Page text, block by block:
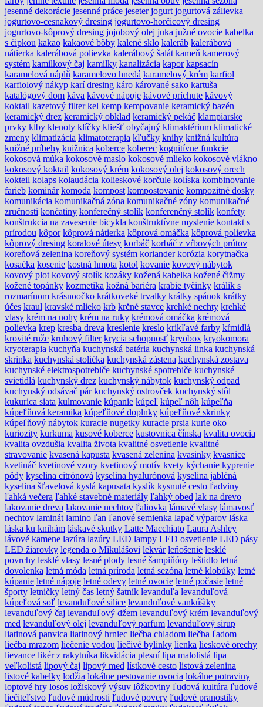
jesenné dekorácie jesenné práce jeseter jogurt jogurtová zálievka
jogurtovo-cesnakový dresing jogurtovo-horčicový dresing
jogurtovo-kôprový dresing jojobový olej juka južné ovocie kabelka
s čipkou kakao kakaové bôby kalené sklo kaleráb kalerábová
nátierka kalerábová polievka kalerábový šalát kameň kamerový
systém kamilkový čaj kamilky kanalizácia kapor kapsacín
karamelová náplň karamelovo hnedá karamelový krém karfiol
karfiolový nákyp karí dresing káro kárované sako kartuša
katalógový dom káva kávové nápoje kávové príchute kávový
koktail kazetový filter kel kemp kempovanie keramický bazén
keramický drez keramický obklad keramický pekáč klampiarske
prvky kĺby klenoty klíčky kliešť obyčajný klimaktérium klimatické
zmeny klimatizácia klimatoterapia kľučky knihy knižná kultúra
knižné príbehy knižnica koberce koberec kognitívne funkcie
kokosová múka kokosové maslo kokosové mlieko kokosové vlákno
kokosový koktail kokosový krém kokosový olej kokosový orech
kokteil kolaps kolaudácia kolieskové korčule kolíska kombinovanie
farieb kominár komoda kompost kompostovanie kompozitné dosky
komunikácia komunikačná zóna komunikačné zóny komunikačné
zručnosti končatiny konferečný stolík konferenčný stolík konfety
konštrukcia na zavesenie bicykla konštruktívne myslenie kontakt s
prírodou kôpor kôprová nátierka kôprová omáčka kôprová polievka
kôprový dresing koralové útesy korbáč korbáč z vŕbových prútov
koreňová zelenina koreňový systém koriander korózia korytnačka
kosačka kosenie kostná hmota kotol kovanie kovový nábytok
kovový plot kovový stolík kozáky kožená kabelka kožené čižmy
kožené topánky kozmetika kožná bariéra krabie tyčinky králik s
rozmarínom krásnoočko krátkoveké trvalky krátky spánok krátky
účes kraul kravské mlieko krb krčné stavce krehké nechty krehké
vlasy krém na nohy krém na ruky krémová omáčka krémová
polievka krep kresba dreva kreslenie kreslo krikľavé farby kŕmidlá
krovité ruže kruhový filter krycia schopnosť kryobox kryokomora
kryoterapia kuchyňa kuchynská batéria kuchynská linka kuchynská
skrinka kuchynská stolička kuchynská zástena kuchynská zostava
kuchynské elektrospotrebiče kuchynské spotrebiče kuchynské
svietidlá kuchynský drez kuchynský nábytok kuchynský odpad
kuchynský odsávač pár kuchynský ostrovček kuchynský stôl
kukurica siata kulmovanie kúpanie kúpeľ kúpeľ nôh kúpeľňa
kúpeľňová keramika kúpeľňové doplnky kúpeľňové skrinky
kúpeľňový nábytok kuracie nugetky kuracie prsia kurie oko
kuriozity kurkuma kusové koberce kustovnica čínska kvalita ovocia
kvalita ovzdušia kvalita života kvalitné osvetlenie kvalitné
stravovanie kvasená kapusta kvasená zelenina kvasinky kvasnice
kvetináč kvetinové vzory kvetinový motív kvety kýchanie kyprenie
pôdy kyselina citrónová kyselina hyalurónová kyselina jablčná
kyselina šťavelová kyslá kapusata kyslík kysnuté cesto ľadviny
ľahká večera ľahké stavebné materiály ľahký obed lak na drevo
lakovanie dreva lakovanie nechtov ľaliovka lámavé vlasy lámavosť
nechtov laminát lamino ľan ľanové semienka lapač výparov láska
láska ku knihám láskavé skutky Latte Macchiato Laura Ashley
lávové kamene lazúra lazúry LED lampy LED osvetlenie LED pásy
LED žiarovky legenda o Mikulášovi lekvár leňošenie lesklé
povrchy lesklé vlasy lesné plody lesné šampiňóny leštidlo letná
dovolenka letná móda letná príroda letná sezóna letné klobúky letné
kúpanie letné nápoje letné odevy letné ovocie letné počasie letné
športy letničky letný čas letný šatník levanduľa levanduľová
kúpeľová soľ levanduľové silice levanduľové vankúšiky
levanduľový čaj levanduľový džem levanduľový krém levanduľový
med levanduľový olej levanduľový parfum levanduľový sirup
liatinová panvica liatinový hrniec liečba chladom liečba ľadom
liečba mrazom liečenie vodou liečivé bylinky lienka lieskové orechy
lievance likér z rakytníka likvidácia plesní lipa malolistá lipa
veľkolistá lipový čaj lipový med lístkové cesto listová zelenina
listové kabelky lodžia lokálne pestovanie ovocia lokálne potraviny
loptové hry losos ložiskový výsuv lôžkoviny ľudová kultúra ľudové
liečiteľstvo ľudové múdrosti ľudové povery ľudové pranostiky